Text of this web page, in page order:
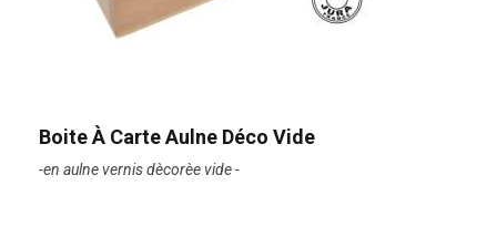
Boite À Carte Aulne Déco Vide
-en aulne vernis dècorèe vide -